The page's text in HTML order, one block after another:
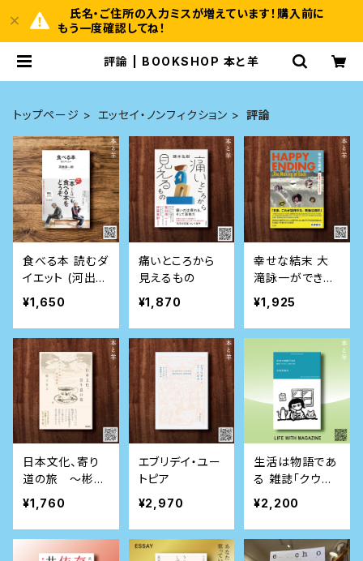
氏名・ご住所の入力ミスが増えています！購入前に
もう一度確認してね！
評論 | BOOKSHOP 本と羊
トップページ エッセイ・ノンフィクション 評論
食べる本 読むダ
イエット (河出新
書)
¥1,650
痛いところから
見えるもの
¥1,870
幸せな結末 大
滝詠一ができる
まで
¥1,925
日本文化、寄り
道の旅 ～彬子
女王殿下特別講
義～
¥1,760
エブリデイ・ユー
トピア
¥2,970
生活は物語であ
る 雑誌「クウネ
ル」を振り返る
¥2,200